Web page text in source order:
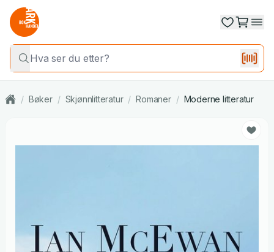
/ Bøker / Skjønnlitteratur / Romaner / Moderne litteratur